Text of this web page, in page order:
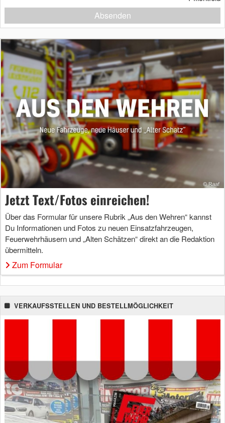
Absenden
Jetzt Text/Fotos einreichen!
Über das Formular für unsere Rubrik „Aus den Wehren“ kannst
Du Informationen und Fotos zu neuen Einsatzfahrzeugen,
Feuerwehrhäusern und „Alten Schätzen“ direkt an die Redaktion
übermitteln.
Zum Formular
VERKAUFSSTELLEN UND BESTELLMÖGLICHKEIT